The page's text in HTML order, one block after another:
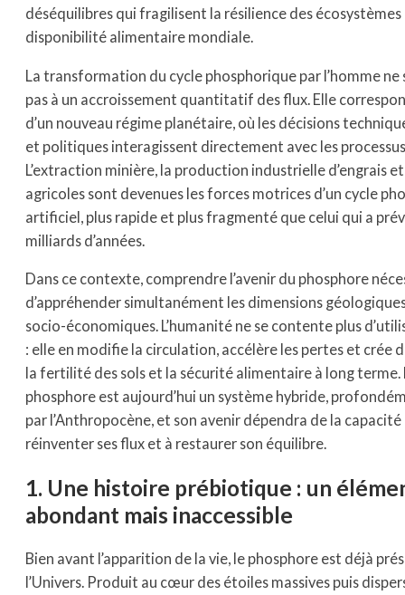
déséquilibres qui fragilisent la résilience des écosystèmes
disponibilité alimentaire mondiale.
La transformation du cycle phosphorique par l’homme ne
pas à un accroissement quantitatif des flux. Elle
d’un nouveau régime planétaire, où les décisions
et politiques interagissent directement avec les
L’extraction minière, la production industrielle d’engrais
agricoles sont devenues les forces motrices d’un cycle
artificiel, plus rapide et plus fragmenté que celui qui a
milliards d’années.
Dans ce contexte, comprendre l’avenir du phosphore
d’appréhender simultanément les dimensions
socio-économiques. L’humanité ne se contente plus
: elle en modifie la circulation, accélère les pertes et crée
la fertilité des sols et la sécurité alimentaire à long terme.
phosphore est aujourd’hui un système hybride,
par l’Anthropocène, et son avenir dépendra de la
réinventer ses flux et à restaurer son équilibre.
1. Une histoire prébiotique : un
abondant mais inaccessible
Bien avant l’apparition de la vie, le phosphore est déjà
l’Univers. Produit au cœur des étoiles massives puis